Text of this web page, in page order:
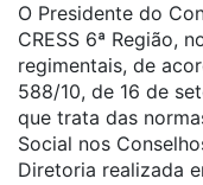
O Presidente do
CRESS 6ª Região,
regimentais, de
588/10, de 16 de
que trata das
Social nos
Diretoria realizada